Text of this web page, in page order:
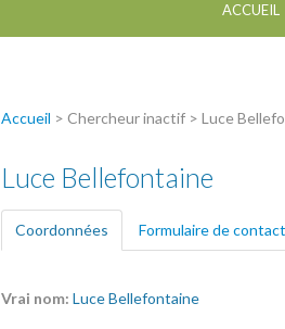
ACCUEIL
Accueil > Chercheur inactif > Luce
Luce Bellefontaine
Coordonnées (onglet actif)
Formulaire de contact
Vrai nom: Luce Bellefontaine